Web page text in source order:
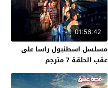
01:56:42
مسلسل اسطنبول راسا على
عقب الحلقة 7 مترجم